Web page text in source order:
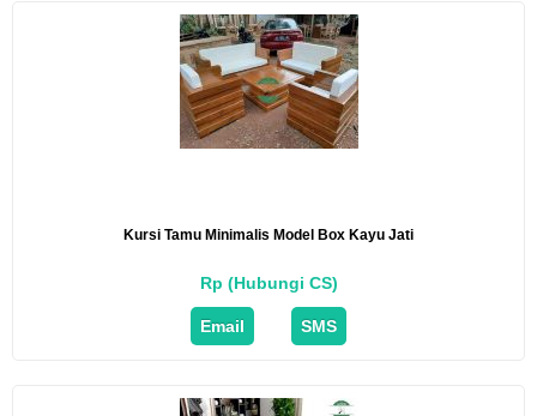
Kursi Tamu Minimalis Model Box Kayu Jati
Rp (Hubungi CS)
Email SMS